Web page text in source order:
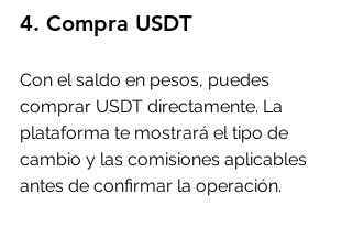
4. Compra USDT
Con el saldo en pesos, puedes
comprar USDT directamente. La
plataforma te mostrará el tipo de
cambio y las comisiones aplicables
antes de confirmar la operación.